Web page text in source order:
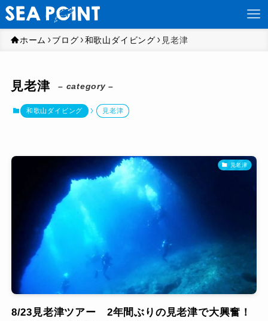
ホーム ブログ 和歌山ダイビング 見老津
見老津 – category –
和歌山ダイビング 見老津
見老津
8/23見老津ツアー 2年間ぶりの見老津で大興奮！